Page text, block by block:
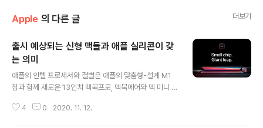
Apple 의 다른 글 더보기
출시 예상되는 신형 맥들과 애플 실리콘이 갖
는 의미
애플의 인텔 프로세서와 결별은 애플의 맞춤형-설계 M1
칩과 함께 새로운 13인치 맥북프로, 맥북에어와 맥 미니 모
에 불과하다. 수요일 가상 이벤트 후 애플은 애플 실리콘 전
4 0 2020. 11. 12.